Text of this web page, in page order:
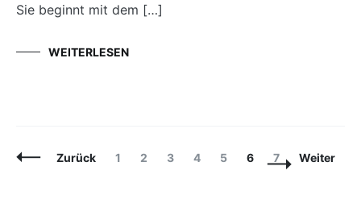
Sie beginnt mit dem […]
WEITERLESEN
Beitragsnavigation
Zurück Seite
1 Seite
2 Seite
3 Seite
4 Seite
5 Seite
6 Seite
7 Weiter